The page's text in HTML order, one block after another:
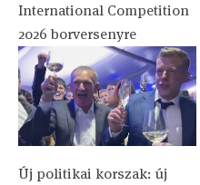
International Competition
2026 borversenyre
Új politikai korszak: új